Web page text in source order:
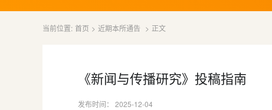
当前位置: 首页 > 近期本所通告 > 正文
《新闻与传播研究》投稿指南
发布时间： 2025-12-04